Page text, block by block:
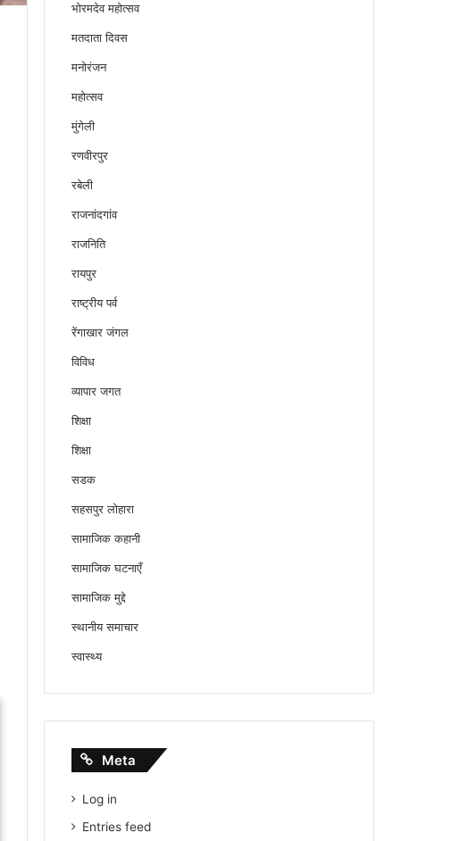
भोरमदेव महोत्सव
मतदाता दिवस
मनोरंजन
महोत्सव
मुंगेली
रणवीरपुर
रबेली
राजनांदगांव
राजनिति
रायपुर
राष्ट्रीय पर्व
रेंगाखार जंगल
विविध
व्यापार जगत
शिक्षा
शिक्षा
सडक
सहसपुर लोहारा
सामाजिक कहानी
सामाजिक घटनाएँ
सामाजिक मुद्दे
स्थानीय समाचार
स्वास्थ्य
Meta
Log in
Entries feed